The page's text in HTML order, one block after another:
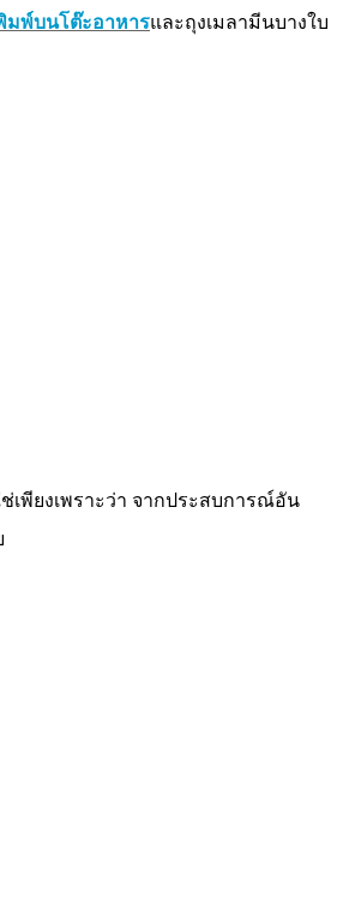
มพ์บนโต๊ะอาหารและถุงเมลามีนบางใบ
เพียงเพราะว่า จากประสบการณ์อัน